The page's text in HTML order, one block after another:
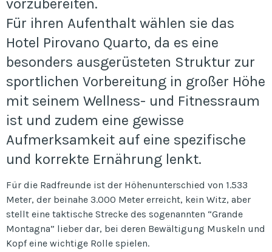
vorzubereiten.
Für ihren Aufenthalt wählen sie das
Hotel Pirovano Quarto, da es eine
besonders ausgerüsteten Struktur zur
sportlichen Vorbereitung in großer Höhe
mit seinem Wellness- und Fitnessraum
ist und zudem eine gewisse
Aufmerksamkeit auf eine spezifische
und korrekte Ernährung lenkt.
Für die Radfreunde ist der Höhenunterschied von 1.533
Meter, der beinahe 3.000 Meter erreicht, kein Witz, aber
stellt eine taktische Strecke des sogenannten “Grande
Montagna” lieber dar, bei deren Bewältigung Muskeln und
Kopf eine wichtige Rolle spielen.